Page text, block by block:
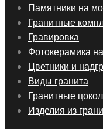
Skip
content
Памятники на
Гранитные
Гравировка
Фотокерамика
Цветники и
Виды гранита
Гранитные
Изделия из